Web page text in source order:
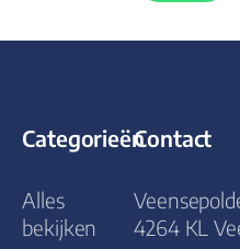
Categorieën
Alles
bekijken
Contact
4264 KL